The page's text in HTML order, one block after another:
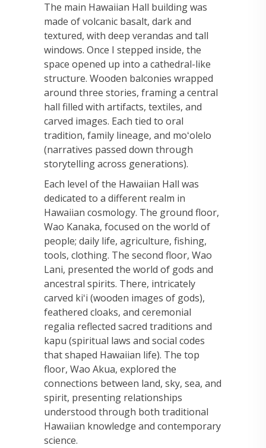
The main Hawaiian Hall building was
made of volcanic basalt, dark and
textured, with deep verandas and tall
windows. Once I stepped inside, the
space opened up into a cathedral-like
structure. Wooden balconies wrapped
around three stories, framing a central
hall filled with artifacts, textiles, and
carved images. Each tied to oral
tradition, family lineage, and moʻolelo
(narratives passed down through
storytelling across generations).
Each level of the Hawaiian Hall was
dedicated to a different realm in
Hawaiian cosmology. The ground floor,
Wao Kanaka, focused on the world of
people; daily life, agriculture, fishing,
tools, clothing. The second floor, Wao
Lani, presented the world of gods and
ancestral spirits. There, intricately
carved kiʻi (wooden images of gods),
feathered cloaks, and ceremonial
regalia reflected sacred traditions and
kapu (spiritual laws and social codes
that shaped Hawaiian life). The top
floor, Wao Akua, explored the
connections between land, sky, sea, and
spirit, presenting relationships
understood through both traditional
Hawaiian knowledge and contemporary
science.